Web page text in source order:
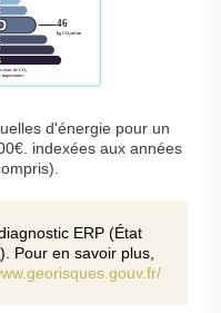
d'énergie pour un
indexées aux années
ERP (État
Pour en savoir plus,